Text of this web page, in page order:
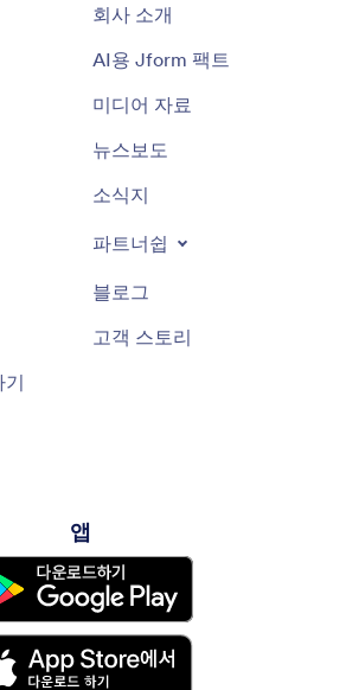
기
회사 소개
AI용 Jform 팩트
미디어 자료
뉴스보도
소식지
파트너쉽
블로그
고객 스토리
앱